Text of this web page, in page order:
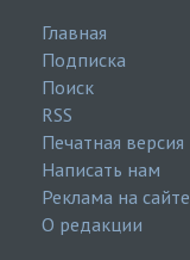
Главная
Подписка
Поиск
RSS
Печатная версия
Написать нам
Реклама на сайте
О редакции